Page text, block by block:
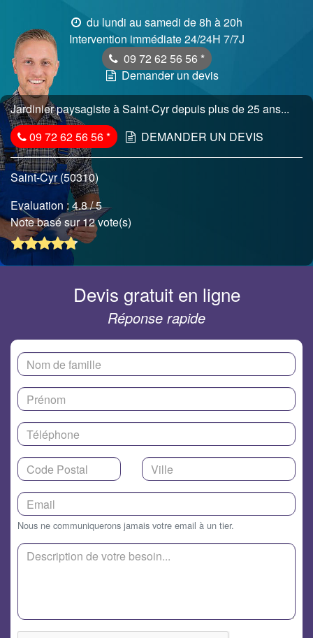
du lundi au samedi de 8h à 20h
Intervention immédiate 24/24H 7/7J
09 72 62 56 56 *
Demander un devis
Jardinier paysagiste à Saint-Cyr depuis plus de 25 ans...
09 72 62 56 56* DEMANDER UN DEVIS
Saint-Cyr (50310)
Evaluation :4.8/ 5
Note basé sur 12 vote(s)
Devis gratuit en ligne
Réponse rapide
Nous ne communiquerons jamais votre email à un tier.